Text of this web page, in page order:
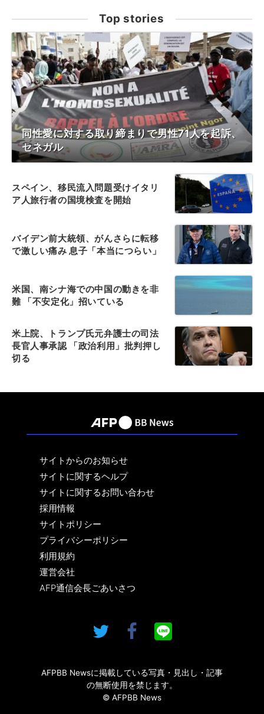
Top stories
同性愛に対する取り締まりで男性71人を起訴、
セネガル
スペイン、移民流入問題受けイタリ
ア人旅行者の国境検査を開始
バイデン前大統領、がんさらに転移
で激しい痛み 息子「本当につらい」
米国、南シナ海での中国の動きを非
難 「不安定化」招いている
米上院、トランプ氏元弁護士の司法
長官人事承認 「政治利用」批判押し
切る
サイトからのお知らせ
サイトに関するヘルプ
サイトに関するお問い合わせ
採用情報
サイトポリシー
プライバシーポリシー
利用規約
運営会社
AFP通信会長ごあいさつ
AFPBB Newsに掲載している写真・見出し・記事
の無断使用を禁じます。
© AFPBB News